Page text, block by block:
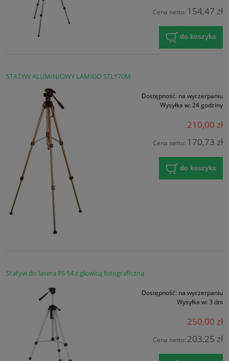
Cena netto: 154,47 zł
do koszyka
STATYW ALUMINIOWY LAMIGO STL170M
Dostępność: na wyczerpaniu
Wysyłka w: 24 godziny
210,00 zł
Cena netto: 170,73 zł
do koszyka
Statyw do lasera FS 14 z głowicą fotograficzną
Dostępność: na wyczerpaniu
Wysyłka w: 3 dni
250,00 zł
Cena netto: 203,25 zł